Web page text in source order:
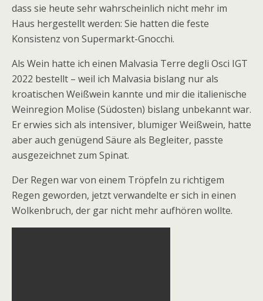
dass sie heute sehr wahrscheinlich nicht mehr im
Haus hergestellt werden: Sie hatten die feste
Konsistenz von Supermarkt-Gnocchi.
Als Wein hatte ich einen Malvasia Terre degli Osci IGT
2022 bestellt – weil ich Malvasia bislang nur als
kroatischen Weißwein kannte und mir die italienische
Weinregion Molise (Südosten) bislang unbekannt war.
Er erwies sich als intensiver, blumiger Weißwein, hatte
aber auch genügend Säure als Begleiter, passte
ausgezeichnet zum Spinat.
Der Regen war von einem Tröpfeln zu richtigem
Regen geworden, jetzt verwandelte er sich in einen
Wolkenbruch, der gar nicht mehr aufhören wollte.